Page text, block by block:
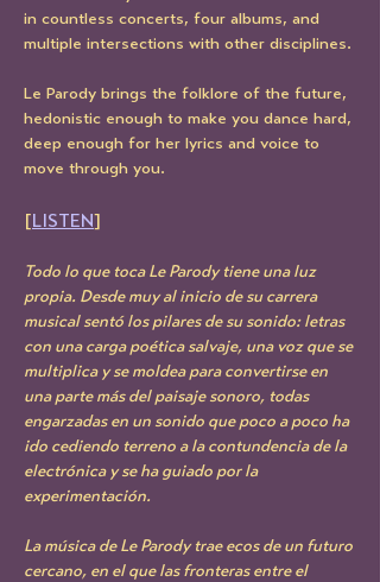
in countless concerts, four albums, and
multiple intersections with other disciplines.
Le Parody brings the folklore of the future,
hedonistic enough to make you dance hard,
deep enough for her lyrics and voice to
move through you.
[LISTEN]
Todo lo que toca Le Parody tiene una luz
propia. Desde muy al inicio de su carrera
musical sentó los pilares de su sonido: letras
con una carga poética salvaje, una voz que se
multiplica y se moldea para convertirse en
una parte más del paisaje sonoro, todas
engarzadas en un sonido que poco a poco ha
ido cediendo terreno a la contundencia de la
electrónica y se ha guiado por la
experimentación.
La música de Le Parody trae ecos de un futuro
cercano, en el que las fronteras entre el